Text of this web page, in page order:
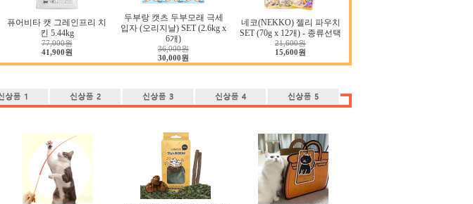
퓨어비타 캣 그레인프리 치
킨 5.44kg
77,000원
41,900원
두부랑 캣츠 두부모래 극세
입자 (오리지날) SET (2.6kg x
6개)
36,000원
30,000원
네코(NEKKO) 젤리 파우치
SET (70g x 12개) - 종류선택
21,600원
15,600원